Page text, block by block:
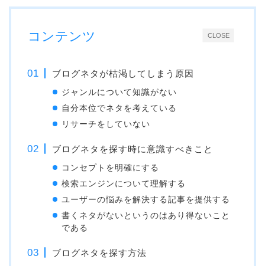
CLOSE
コンテンツ
ブログネタが枯渇してしまう原因
ジャンルについて知識がない
自分本位でネタを考えている
リサーチをしていない
ブログネタを探す時に意識すべきこと
コンセプトを明確にする
検索エンジンについて理解する
ユーザーの悩みを解決する記事を提供する
書くネタがないというのはあり得ないこと
である
ブログネタを探す方法